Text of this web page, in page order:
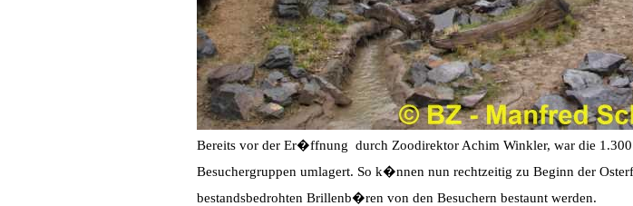
Bereits vor der Er�ffnung durch Zoodirektor Achim Winkler, war die
Besuchergruppen umlagert. So k�nnen nun rechtzeitig zu Beginn der
bestandsbedrohten Brillenb�ren von den Besuchern bestaunt werden.